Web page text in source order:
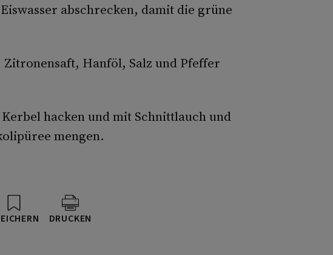
abschrecken, damit die grüne
Hanföl, Salz und Pfeffer
hacken und mit Schnittlauch und
mengen.
DRUCKEN